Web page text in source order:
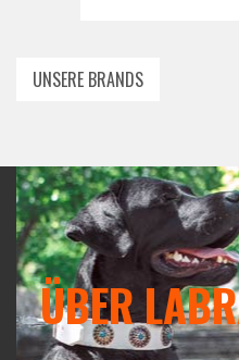
UNSERE BRANDS
ÜBER